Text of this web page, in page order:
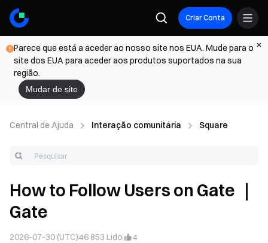
Criar Conta
Parece que está a aceder ao nosso site nos EUA. Mude para o
site dos EUA para aceder aos produtos suportados na sua
região.
Mudar de site
Central de Ajuda Interação comunitária Square
How to Follow Users on Gate ｜
Gate
2026-07-30 (UTC)46 853 Lido 4